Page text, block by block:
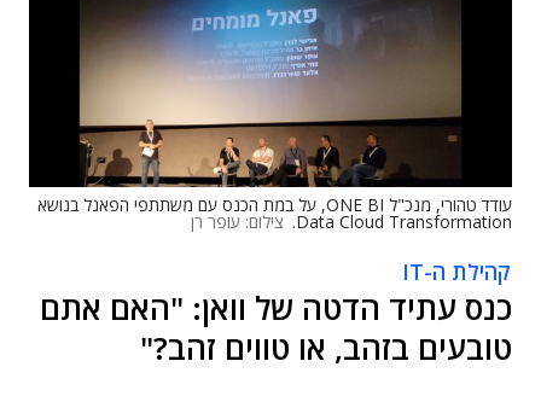
עודד טהורי, מנכ"ל ONE BI, על במת הכנס עם משתתפי הפאנל בנושא
Data Cloud Transformation. צילום: עופר רן
קהילת ה-IT
כנס עתיד הדטה של וואן: "האם אתם
טובעים בזהב, או טווים זהב?"